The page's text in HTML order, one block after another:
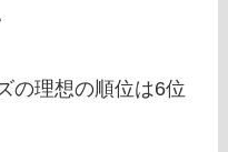
の理想の順位は6位